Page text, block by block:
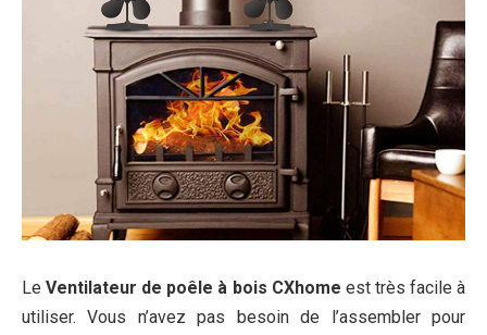
LeVentilateur de poêle à bois CXhome est très facile à
utiliser. Vous n’avez pas besoin de l’assembler pour